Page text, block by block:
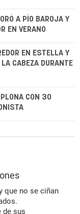
A PÍO BAROJA Y
EN VERANO
EN ESTELLA Y
LA CABEZA DURANTE
CON 30
que no se ciñan
de sus